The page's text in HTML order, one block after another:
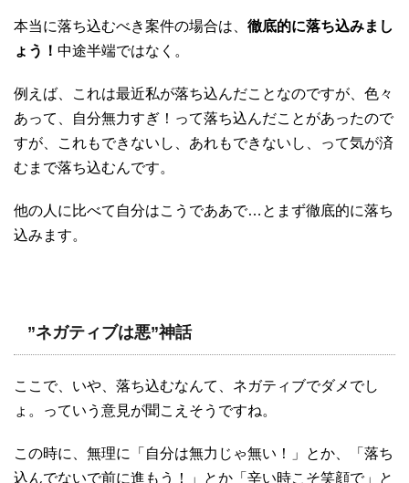
本当に落ち込むべき案件の場合は、 徹底的に落ち込みまし
ょう！ 中途半端ではなく。
例えば、これは最近私が落ち込んだことなのですが、色々
あって、自分無力すぎ！って落ち込んだことがあったので
すが、これもできないし、あれもできないし、って気が済
むまで落ち込むんです。
他の人に比べて自分はこうでああで…とまず徹底的に落ち
込みます。
”ネガティブは悪”神話
ここで、いや、落ち込むなんて、ネガティブでダメでし
ょ。っていう意見が聞こえそうですね。
この時に、無理に「自分は無力じゃ無い！」とか、「落ち
込んでないで前に進もう！」とか「辛い時こそ笑顔で」と